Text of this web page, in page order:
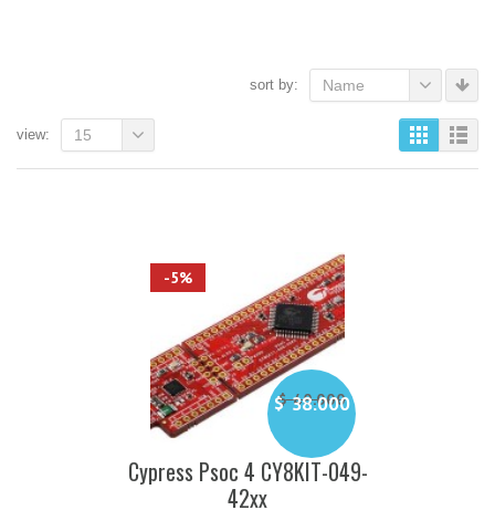
sort by: Name
view: 15
-5%
$40.000
El
precio
original
era:
$38.000
precio
actual
Cypress Psoc 4 CY8KIT-049-
42xx